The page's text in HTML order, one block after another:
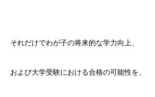
それだけでわが子の将来的な学力向上、
および大学受験における合格の可能性を、